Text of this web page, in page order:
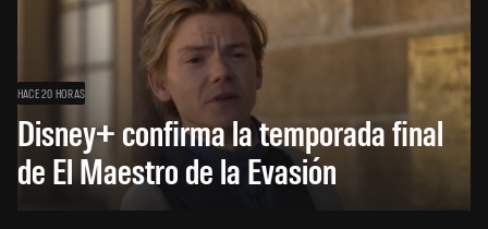
HACE 20 HORAS
Disney+ confirma la temporada final
de El Maestro de la Evasión